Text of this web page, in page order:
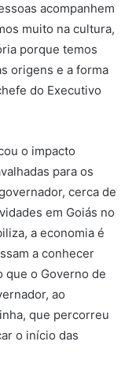
acompanhem
muito na cultura,
porque temos
origens e a forma
do Executivo
o impacto
para os
cerca de
em Goiás no
a economia é
a conhecer
que o Governo de
ao
que percorreu
o início das